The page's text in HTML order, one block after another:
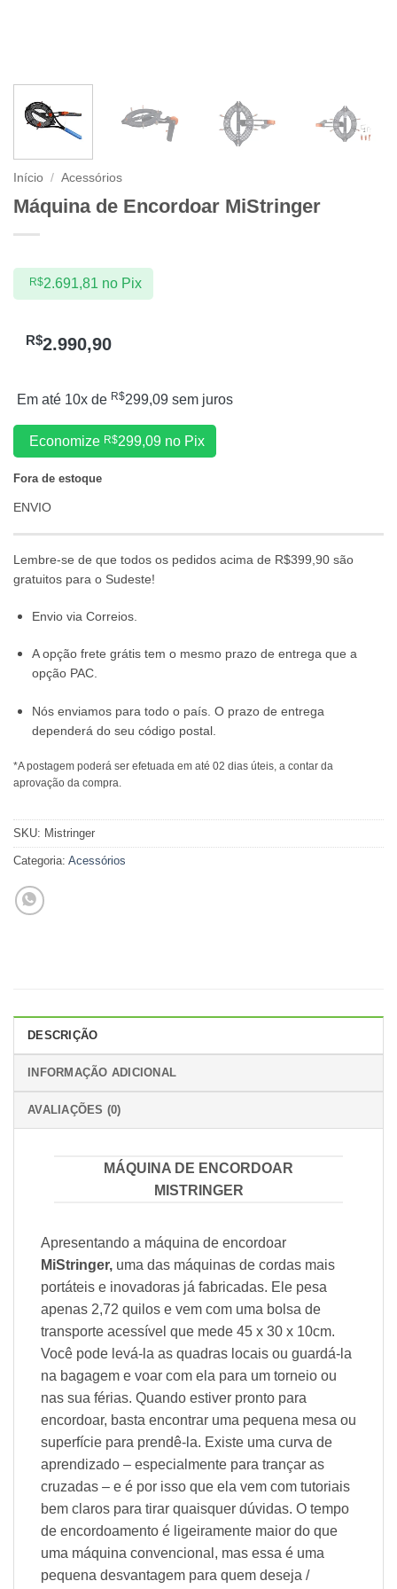
Início / Acessórios
Máquina de Encordoar MiStringer
R$2.990,90
Em até 10x de R$299,09 sem juros
R$2.691,81 no Pix
Economize R$299,09no Pix
Fora de estoque
ENVIO
Lembre-se de que todos os pedidos acima de R$399,90 são
gratuitos para o Sudeste!
Envio via Correios.
A opção frete grátis tem o mesmo prazo de entrega que a
opção PAC.
Nós enviamos para todo o país. O prazo de entrega
dependerá do seu código postal.
*A postagem poderá ser efetuada em até 02 dias úteis, a contar da
aprovação da compra.
SKU: Mistringer
Categoria: Acessórios
DESCRIÇÃO
INFORMAÇÃO ADICIONAL
AVALIAÇÕES (0)
MÁQUINA DE ENCORDOAR
MISTRINGER
Apresentando a máquina de encordoar
MiStringer, uma das máquinas de cordas mais
portáteis e inovadoras já fabricadas. Ele pesa
apenas 2,72 quilos e vem com uma bolsa de
transporte acessível que mede 45 x 30 x 10cm.
Você pode levá-la as quadras locais ou guardá-la
na bagagem e voar com ela para um torneio ou
nas sua férias. Quando estiver pronto para
encordoar, basta encontrar uma pequena mesa ou
superfície para prendê-la. Existe uma curva de
aprendizado – especialmente para trançar as
cruzadas – e é por isso que ela vem com tutoriais
bem claros para tirar quaisquer dúvidas. O tempo
de encordoamento é ligeiramente maior do que
uma máquina convencional, mas essa é uma
pequena desvantagem para quem deseja /